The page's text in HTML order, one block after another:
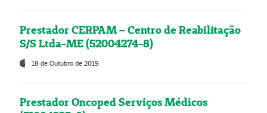
Prestador CERPAM – Centro de Reabilitação
S/S Ltda-ME (52004274-8)
18 de Outubro de 2019
Prestador Oncoped Serviços Médicos